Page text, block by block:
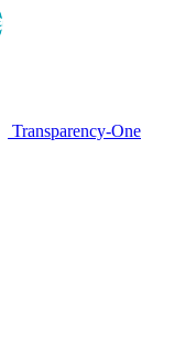
Transparency-One